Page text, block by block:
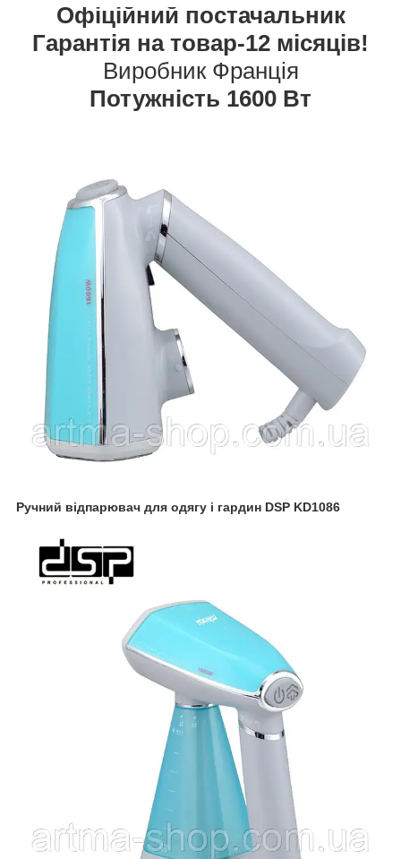
Офіційний постачальник
Гарантія на товар-12 місяців!
Виробник Франція
Потужність 1600 Вт
Ручний відпарювач для одягу і гардин DSP KD1086